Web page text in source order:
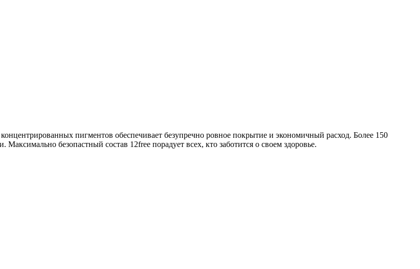
пигментов обеспечивает безупречно ровное покрытие и экономичный расход. Более 150
безопастный состав 12free порадует всех, кто заботится о своем здоровье.